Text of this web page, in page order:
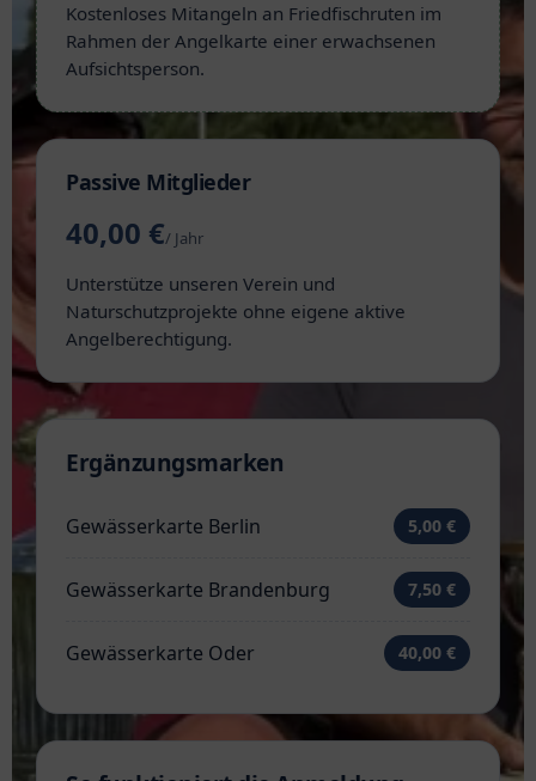
Kostenloses Mitangeln an Friedfischruten im
Rahmen der Angelkarte einer erwachsenen
Aufsichtsperson.
Passive Mitglieder
40,00 €/ Jahr
Unterstütze unseren Verein und
Naturschutzprojekte ohne eigene aktive
Angelberechtigung.
Ergänzungsmarken
Gewässerkarte Berlin 5,00 €
Gewässerkarte Brandenburg 7,50 €
Gewässerkarte Oder 40,00 €